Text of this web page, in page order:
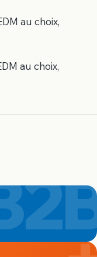
au choix,
au choix,